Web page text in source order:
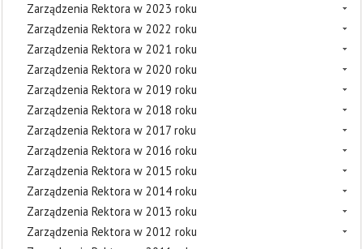
Zarządzenia Rektora w 2023 roku
Zarządzenia Rektora w 2022 roku
Zarządzenia Rektora w 2021 roku
Zarządzenia Rektora w 2020 roku
Zarządzenia Rektora w 2019 roku
Zarządzenia Rektora w 2018 roku
Zarządzenia Rektora w 2017 roku
Zarządzenia Rektora w 2016 roku
Zarządzenia Rektora w 2015 roku
Zarządzenia Rektora w 2014 roku
Zarządzenia Rektora w 2013 roku
Zarządzenia Rektora w 2012 roku